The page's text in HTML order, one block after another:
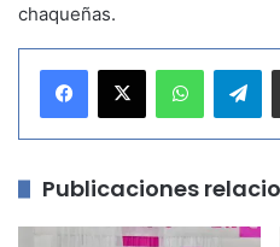
chaqueñas.
Telegram
Publicaciones